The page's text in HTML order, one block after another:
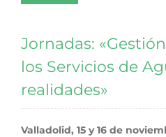
Jornadas:
los Servicios de
realidades»
Valladolid, 15 y 16 de